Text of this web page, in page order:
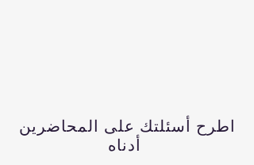
اطرح أسئلتك على المحاضرين